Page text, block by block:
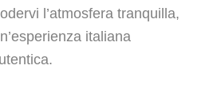
l’atmosfera tranquilla,
italiana